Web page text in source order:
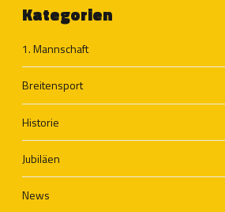
Kategorien
1. Mannschaft
Breitensport
Historie
Jubiläen
News